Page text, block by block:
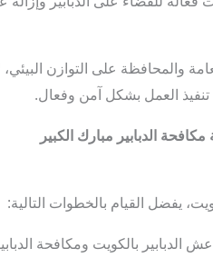
والمحافظة على التوازن
العمل بشكل آمن وفعال.
الدبابير مبارك الكبير
يفضل القيام بالخطوات التالية:
بالكويت ومكافحة